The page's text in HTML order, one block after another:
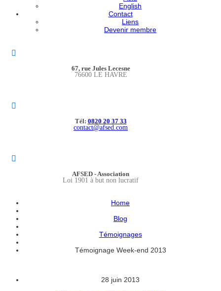
English
Contact
Liens
Devenir membre
67, rue Jules Lecesne
76600 LE HAVRE
Tél: 0820 20 37 33
contact@afsed.com
AFSED - Association
Loi 1901 à but non lucratif
Home
Blog
Témoignages
Témoignage Week-end 2013
28 juin 2013